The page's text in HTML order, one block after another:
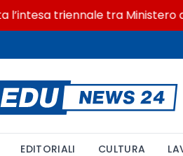
triennale tra Ministero del
EDITORIALI CULTURA